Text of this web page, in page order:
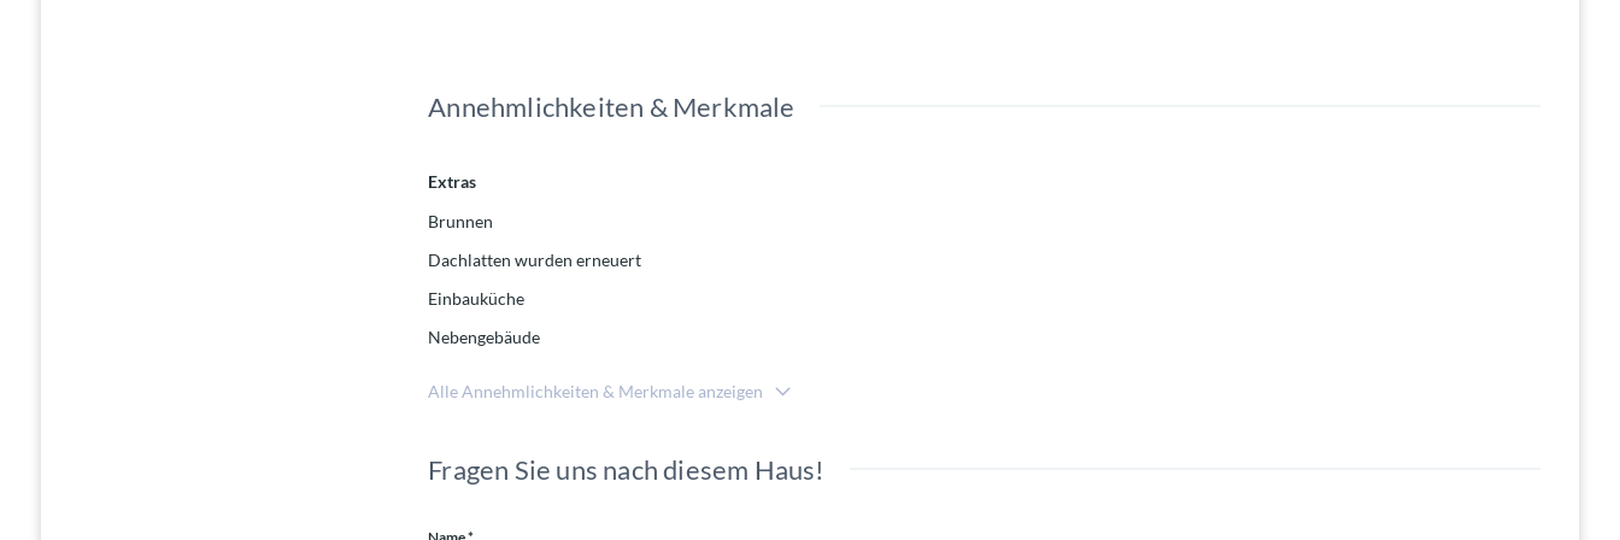
Annehmlichkeiten & Merkmale
Extras
Brunnen
Dachlatten wurden erneuert
Einbauküche
Nebengebäude
Alle Annehmlichkeiten & Merkmale anzeigen
Fragen Sie uns nach diesem Haus!